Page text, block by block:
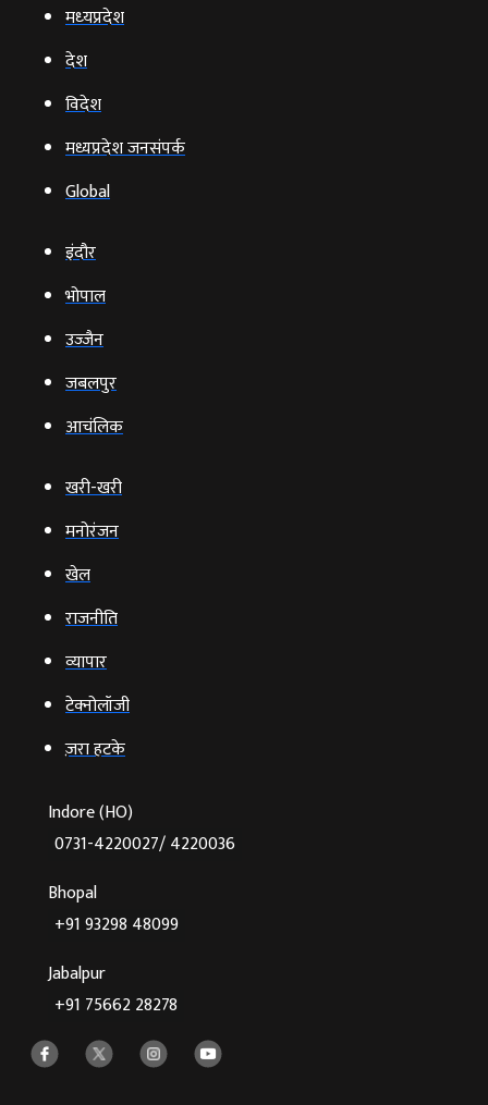
मध्‍यप्रदेश
देश
विदेश
मध्यप्रदेश जनसंपर्क
Global
इंदौर
भोपाल
उज्‍जैन
जबलपुर
आचंलिक
खरी-खरी
मनोरंजन
खेल
राजनीति
व्‍यापार
टेक्‍नोलॉजी
ज़रा हटके
Indore (HO)
0731-4220027/ 4220036
Bhopal
+91 93298 48099
Jabalpur
+91 75662 28278